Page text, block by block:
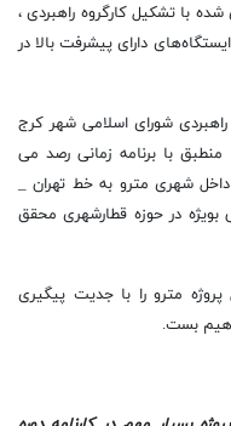
با تشکیل کارگروه راهبردی ،
دارای پیشرفت بالا در
شورای اسلامی شهر کرج
با برنامه زمانی رصد می
شهری مترو به خط تهران _
در حوزه قطارشهری محقق
مترو را با جدیت پیگیری
بست.